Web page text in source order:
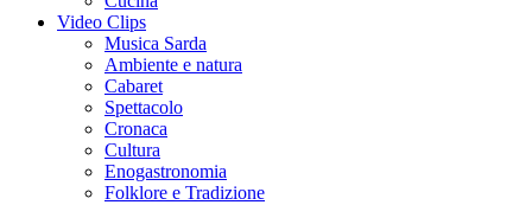
Video Clips
Musica Sarda
Ambiente e natura
Cabaret
Spettacolo
Cronaca
Cultura
Enogastronomia
Folklore e Tradizione